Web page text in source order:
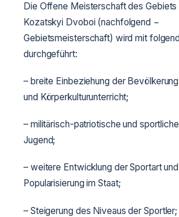
Die Offene Meisterschaft des Gebiets
Kozatskyi Dvoboi (nachfolgend −
Gebietsmeisterschaft) wird mit
durchgeführt:
– breite Einbeziehung der
und Körperkulturunterricht;
– militärisch-patriotische und
Jugend;
– weitere Entwicklung der Sportart
Popularisierung im Staat;
– Steigerung des Niveaus der Sportler;